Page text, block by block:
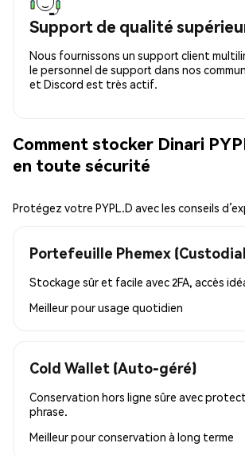
Support de qualité
Nous fournissons un support client
le personnel de support dans nos
et Discord est très actif.
Comment stocker Dinari
en toute sécurité
Protégez votre PYPL.D avec les conseils
Portefeuille Phemex
Stockage sûr et facile avec 2FA, accès
Meilleur pourusage quotidien
Cold Wallet (Auto-géré)
Conservation hors ligne sûre avec
phrase.
Meilleur pourconservation à long terme